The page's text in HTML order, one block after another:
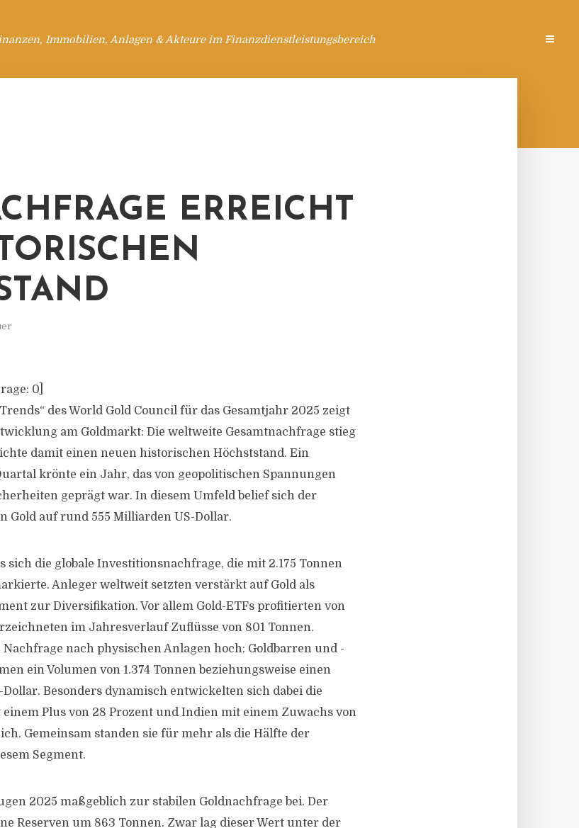
Immobilien, Anlagen & Akteure im Finanzdienstleistungsbereich
ERREICHT
0
des World Gold Council für das Gesamtjahr 2025 zeigt
am Goldmarkt: Die weltweite Gesamtnachfrage stieg
damit einen neuen historischen Höchststand. Ein
krönte ein Jahr, das von geopolitischen Spannungen
geprägt war. In diesem Umfeld belief sich der
Gold auf rund 555 Milliarden US-Dollar.
die globale Investitionsnachfrage, die mit 2.175 Tonnen
Anleger weltweit setzten verstärkt auf Gold als
zur Diversifikation. Vor allem Gold-ETFs profitierten von
im Jahresverlauf Zuflüsse von 801 Tonnen.
nach physischen Anlagen hoch: Goldbarren und -
ein Volumen von 1.374 Tonnen beziehungsweise einen
Besonders dynamisch entwickelten sich dabei die
Plus von 28 Prozent und Indien mit einem Zuwachs von
Gemeinsam standen sie für mehr als die Hälfte der
Segment.
2025 maßgeblich zur stabilen Goldnachfrage bei. Der
Reserven um 863 Tonnen. Zwar lag dieser Wert unter der